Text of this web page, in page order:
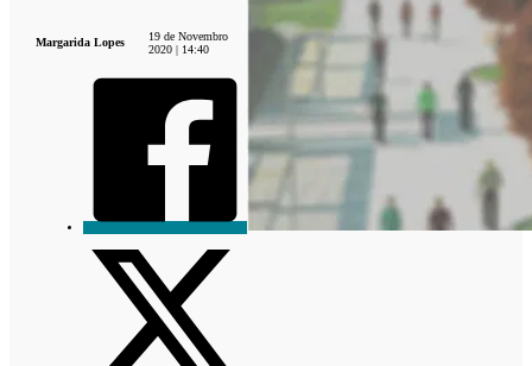
Margarida Lopes
19 de Novembro
2020 | 14:40